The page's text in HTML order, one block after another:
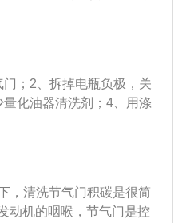
，发动机故障灯也有可
抹布擦洗。清洗完毕后
，如果节气门还保持着以
无力。节气门是控制空
汽油混合变成可燃混合
发动机缸体，被称为是汽
；2、拆掉电瓶负极，关
化油器清洗剂；4、用涤
抹布擦洗。清洗完毕后
，如果节气门还保持着
加速无力。
，清洗节气门积碳是很简
动机的咽喉，节气门是控